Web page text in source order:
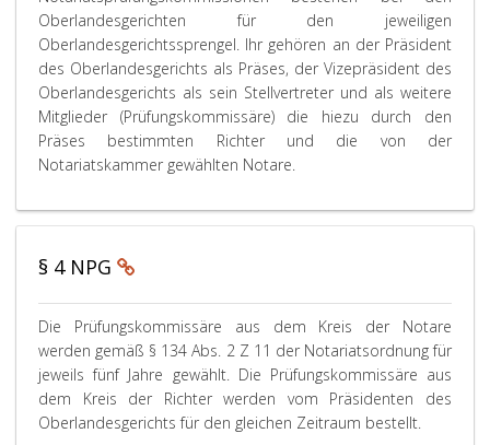
a
g
r
a
p
h
3
,
Oberlandesgerichten für den jeweiligen
Oberlandesgerichtssprengel. Ihr gehören an der Präsident
des Oberlandesgerichts als Präses, der Vizepräsident des
Oberlandesgerichts als sein Stellvertreter und als weitere
Mitglieder (Prüfungskommissäre) die hiezu durch den
Präses bestimmten Richter und die von der
Notariatskammer gewählten Notare.
§ 4 NPG
P
a
r
a
g
r
Die Prüfungskommissäre aus dem Kreis der Notare
werden gemäß § 134 Abs. 2 Z 11 der Notariatsordnung für
jeweils fünf Jahre gewählt. Die Prüfungskommissäre aus
dem Kreis der Richter werden vom Präsidenten des
Oberlandesgerichts für den gleichen Zeitraum bestellt.